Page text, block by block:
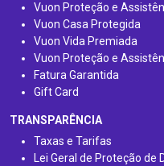
Vuon Proteção e
Vuon Casa Protegida
Vuon Vida Premiada
Vuon Proteção e
Fatura Garantida
Gift Card
TRANSPARÊNCIA
Taxas e Tarifas
Lei Geral de Proteção de